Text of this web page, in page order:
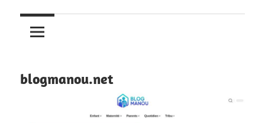
français
de
blogmanou.net